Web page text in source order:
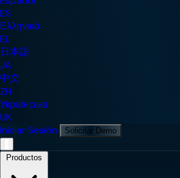
ES
Ελληνικά
EL
日本語
JA
中文
ZH
Українська
UK
Iniciar Sesión
Solicitar Demo
Menú de Navegación Móvil
Productos